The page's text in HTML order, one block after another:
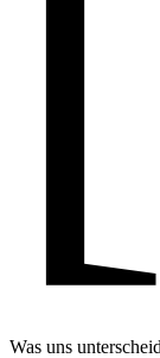
Was uns